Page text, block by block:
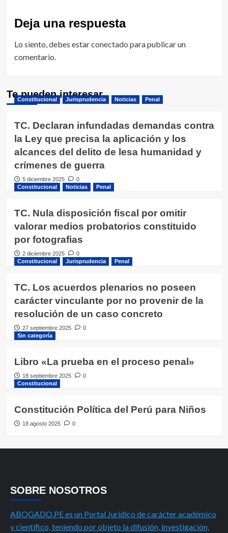
Deja una respuesta
Lo siento, debes estarconectado para publicar un
comentario.
Te pueden interesar
Constitucional Jurisprudencia Noticias Penal
TC. Declaran infundadas demandas contra
la Ley que precisa la aplicación y los
alcances del delito de lesa humanidad y
crímenes de guerra
5 diciembre 2025
0
Constitucional
Noticias Penal
TC. Nula disposición fiscal por omitir
valorar medios probatorios constituido
por fotografias
2 diciembre 2025
0
Constitucional
Jurisprudencia Penal
TC. Los acuerdos plenarios no poseen
carácter vinculante por no provenir de la
resolución de un caso concreto
27 septiembre 2025
0
Sin categoría
Libro «La prueba en el proceso penal»
18 septiembre 2025
0
Constitucional
Constitución Política del Perú para Niños
18 agosto 2025 0
SOBRE NOSOTROS
ABOGADO.PE es un Portal Jurídico de carácter académico
y científico, teniendo por objeto la difusión, investigación,